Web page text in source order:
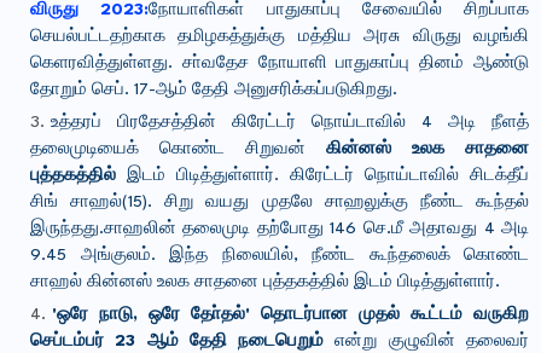
விருது 2023:நோயாளிகள் பாதுகாப்பு சேவையில் சிறப்பாக
செயல்பட்டதற்காக தமிழகத்துக்கு மத்திய அரசு விருது வழங்கி
கெளரவித்துள்ளது. சா்வதேச நோயாளி பாதுகாப்பு தினம் ஆண்டு
தோறும் செப். 17-ஆம் தேதி அனுசரிக்கப்படுகிறது.
உத்தரப் பிரதேசத்தின் கிரேட்டர் நொய்டாவில் 4 அடி நீளத்
தலைமுடியைக் கொண்ட சிறுவன் கின்னஸ் உலக சாதனை
புத்தகத்தில் இடம் பிடித்துள்ளார். கிரேட்டர் நொய்டாவில் சிடக்தீப்
சிங் சாஹல்(15). சிறு வயது முதலே சாஹலுக்கு நீண்ட கூந்தல்
இருந்தது.சாஹலின் தலைமுடி தற்போது 146 செ.மீ அதாவது 4 அடி
9.45 அங்குலம். இந்த நிலையில், நீண்ட கூந்தலைக் கொண்ட
சாஹல் கின்னஸ் உலக சாதனை புத்தகத்தில் இடம் பிடித்துள்ளார்.
'ஒரே நாடு, ஒரே தோ்தல்' தொடர்பான முதல் கூட்டம் வருகிற
செப்டம்பர் 23 ஆம் தேதி நடைபெறும் என்று குழுவின் தலைவர்